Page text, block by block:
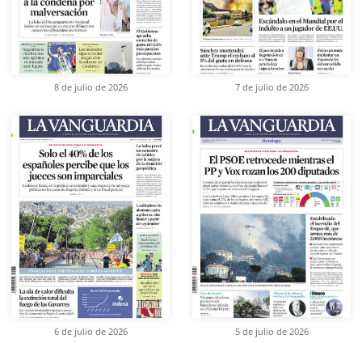
8 de julio de 2026 7 de julio de 2026
6 de julio de 2026 5 de julio de 2026